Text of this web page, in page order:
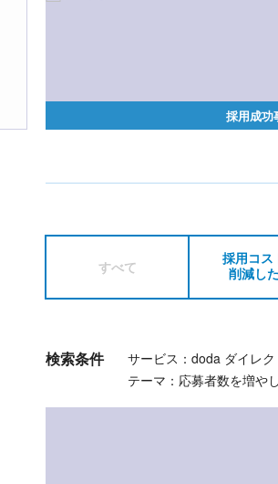
採用成功
すべて
採用コス
削減し
検索条件
サービス：doda ダイレク
テーマ：応募者数を増や